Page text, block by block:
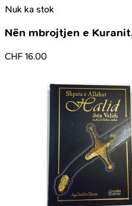
Nuk ka stok
Nën mbrojtjen e
CHF 16.00